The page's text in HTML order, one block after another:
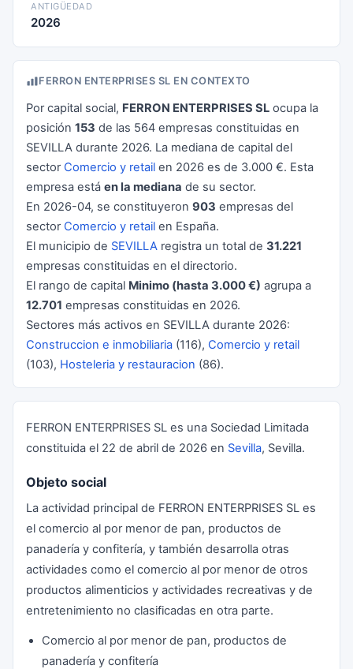
ANTIGÜEDAD
2026
FERRON ENTERPRISES SL EN CONTEXTO
Por capital social, FERRON ENTERPRISES SL ocupa la
posición 153 de las 564 empresas constituidas en
SEVILLA durante 2026. La mediana de capital del
sector Comercio y retail en 2026 es de 3.000 €. Esta
empresa está en la mediana de su sector.
En 2026-04, se constituyeron 903 empresas del
sector Comercio y retail en España.
El municipio de SEVILLA registra un total de 31.221
empresas constituidas en el directorio.
El rango de capital Minimo (hasta 3.000 €) agrupa a
12.701 empresas constituidas en 2026.
Sectores más activos en SEVILLA durante 2026:
Construccion e inmobiliaria (116), Comercio y retail
(103), Hosteleria y restauracion (86).
FERRON ENTERPRISES SL es una Sociedad Limitada
constituida el 22 de abril de 2026 en Sevilla, Sevilla.
Objeto social
La actividad principal de FERRON ENTERPRISES SL es
el comercio al por menor de pan, productos de
panadería y confitería, y también desarrolla otras
actividades como el comercio al por menor de otros
productos alimenticios y actividades recreativas y de
entretenimiento no clasificadas en otra parte.
Comercio al por menor de pan, productos de
panadería y confitería